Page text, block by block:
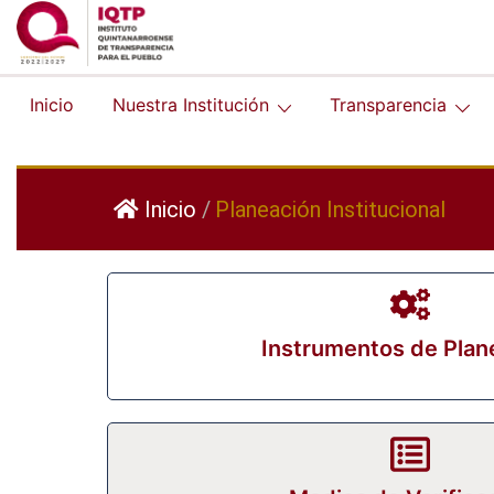
Inicio Nuestra Institución Transparencia
Inicio / Planeación Institucional
Instrumentos de